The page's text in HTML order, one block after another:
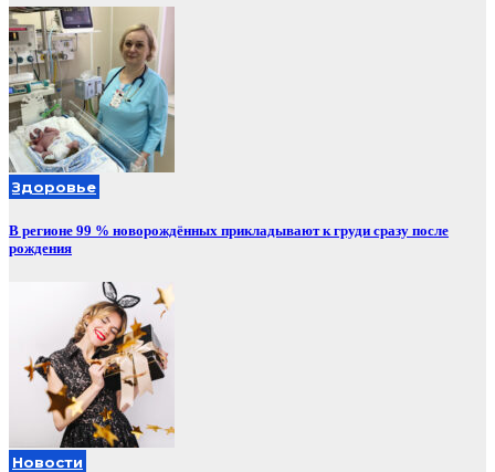
Здоровье
В регионе 99 % новорождённых прикладывают к груди сразу после
рождения
Новости